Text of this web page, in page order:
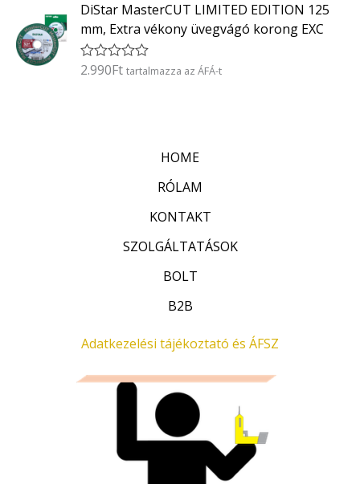
/
5
é
e
l
é
s
DiStar MasterCUT LIMITED EDITION 125
mm, Extra vékony üvegvágó korong EXC
É
2.990Ft tartalmazza az ÁFÁ-t
HOME
RÓLAM
KONTAKT
SZOLGÁLTATÁSOK
BOLT
B2B
Adatkezelési tájékoztató és ÁFSZ